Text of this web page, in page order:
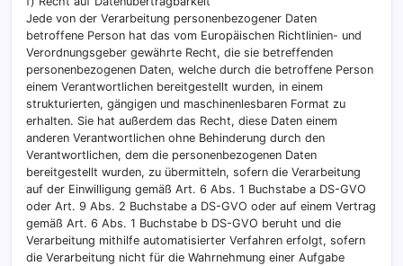
Jede von der Verarbeitung personenbezogener Daten
betroffene Person hat das vom Europäischen Richtlinien- und
Verordnungsgeber gewährte Recht, die sie betreffenden
personenbezogenen Daten, welche durch die betroffene Person
einem Verantwortlichen bereitgestellt wurden, in einem
strukturierten, gängigen und maschinenlesbaren Format zu
erhalten. Sie hat außerdem das Recht, diese Daten einem
anderen Verantwortlichen ohne Behinderung durch den
Verantwortlichen, dem die personenbezogenen Daten
bereitgestellt wurden, zu übermitteln, sofern die Verarbeitung
auf der Einwilligung gemäß Art. 6 Abs. 1 Buchstabe a DS-GVO
oder Art. 9 Abs. 2 Buchstabe a DS-GVO oder auf einem Vertrag
gemäß Art. 6 Abs. 1 Buchstabe b DS-GVO beruht und die
Verarbeitung mithilfe automatisierter Verfahren erfolgt, sofern
die Verarbeitung nicht für die Wahrnehmung einer Aufgabe